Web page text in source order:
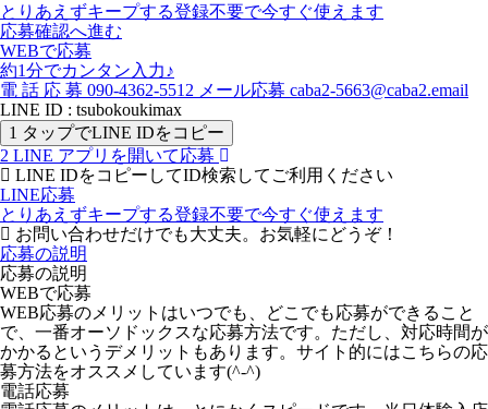
とりあえずキープする登録不要で今すぐ使えます
応募確認へ進む
WEBで応募
約1分でカンタン入力♪
電 話 応 募 090-4362-5512 メール応募 caba2-5663@caba2.email
LINE ID : tsubokoukimax
1 タップでLINE IDをコピー
2 LINE アプリを開いて応募
LINE IDをコピーしてID検索してご利用ください
LINE応募
とりあえずキープする登録不要で今すぐ使えます
お問い合わせだけでも大丈夫。お気軽にどうぞ！
応募の説明
応募の説明
WEBで応募
WEB応募のメリットはいつでも、どこでも応募ができること
で、一番オーソドックスな応募方法です。ただし、対応時間が
かかるというデメリットもあります。サイト的にはこちらの応
募方法をオススメしています(^-^)
電話応募